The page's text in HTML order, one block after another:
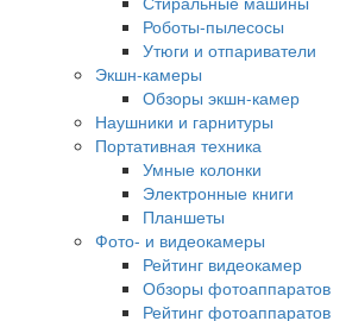
Роботы-пылесосы
Утюги и отпариватели
Экшн-камеры
Обзоры экшн-камер
Наушники и гарнитуры
Портативная техника
Умные колонки
Электронные книги
Планшеты
Фото- и видеокамеры
Рейтинг видеокамер
Обзоры фотоаппаратов
Рейтинг фотоаппаратов